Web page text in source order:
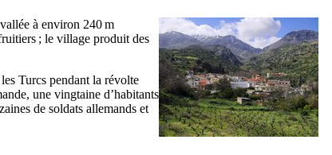
à environ 240 m
; le village produit des
Turcs pendant la révolte
une vingtaine d’habitants
de soldats allemands et